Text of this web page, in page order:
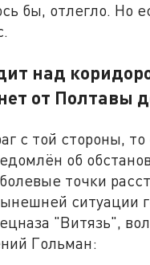
бы, отлегло. Но
над
от Полтавы
с той стороны,
об
точки
ситуации
"Витязь",
Гольман: